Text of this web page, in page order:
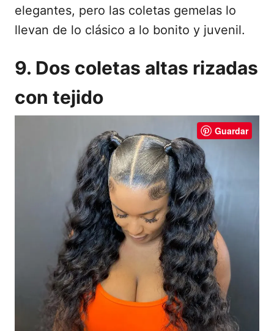
elegantes, pero las coletas gemelas lo
llevan de lo clásico a lo bonito y juvenil.
9. Dos coletas altas rizadas
con tejido
Guardar